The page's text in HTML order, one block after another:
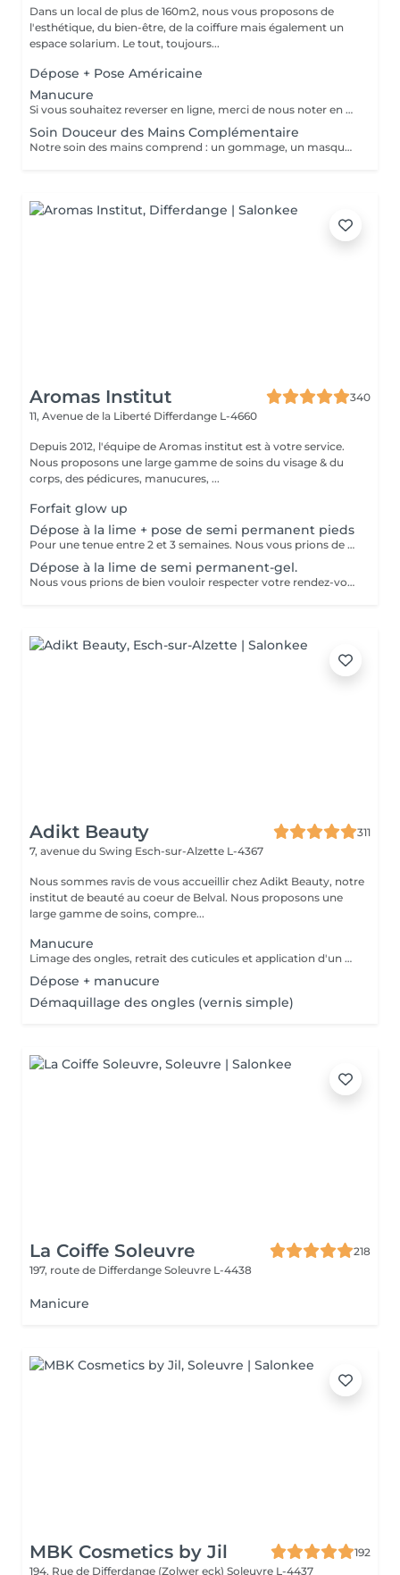
Dans un local de plus de 160m2, nous vous proposons de
l'esthétique, du bien-être, de la coiffure mais également un
espace solarium. Le tout, toujours...
Dépose + Pose Américaine
Manucure
Si vous souhaitez reverser en ligne, merci de nous noter en commentaire si vous avez sur vos ongles du vernis classique ou du vernis semi permanent.
Soin Douceur des Mains Complémentaire
Notre soin des mains comprend : un gommage, un masque, un massage, une huile fortifiante pour les ongles, une base durcissante et l'application d'une crème
Aromas Institut
340
11, Avenue de la Liberté Differdange L-4660
Depuis 2012, l'équipe de Aromas institut est à votre service.
Nous proposons une large gamme de soins du visage & du
corps, des pédicures, manucures, ...
Forfait glow up
Dépose à la lime + pose de semi permanent pieds
Pour une tenue entre 2 et 3 semaines. Nous vous prions de bien vouloir respecter votre rendez-vous. En prenant rendez-vous, vous occupez une place, dont une autre personne aurait éventuellement besoin. Tout rendez-vous non annulé 24h en avance, est susceptible d'être facturé. (Si vous ne pouvez pas vous présenter à votre RDV, proposez-le éventuellement à un proche ou à un ami) Toute l'équipe de Aromas Institut vous remercie pour votre respect et votre compréhension.
Dépose à la lime de semi permanent-gel.
Nous vous prions de bien vouloir respecter votre rendez-vous. En prenant rendez-vous, vous occupez une place, dont une autre personne aurait éventuellement besoin. Tout rendez-vous non annulé 24h en avance, est susceptible d'être facturé. (Si vous ne pouvez pas vous présenter à votre RDV, proposez-le éventuellement à un proche ou à un ami) Toute l'équipe de Aromas Institut vous remercie pour votre respect et votre compréhension.
Adikt Beauty
311
7, avenue du Swing Esch-sur-Alzette L-4367
Nous sommes ravis de vous accueillir chez Adikt Beauty, notre
institut de beauté au coeur de Belval. Nous proposons une
large gamme de soins, compre...
Manucure
Limage des ongles, retrait des cuticules et application d'un vernis protecteur si besoin.
Dépose + manucure
Démaquillage des ongles (vernis simple)
La Coiffe Soleuvre
218
197, route de Differdange Soleuvre L-4438
Manicure
MBK Cosmetics by Jil
192
194, Rue de Differdange (Zolwer eck) Soleuvre L-4437